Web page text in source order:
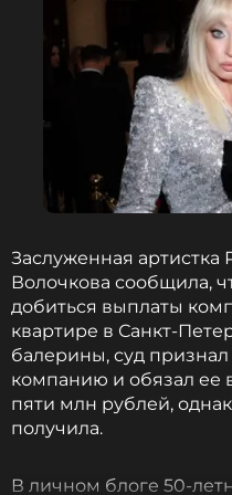
Заслуженная артистка
Волочкова сообщила,
добиться выплаты
квартире в Санкт-
балерины, суд
компанию и обязал ее
пяти млн рублей,
получила.
В личном блоге 50-